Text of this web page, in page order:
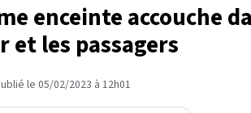
enceinte accouche
et les passagers
le 05/02/2023 à 12h01